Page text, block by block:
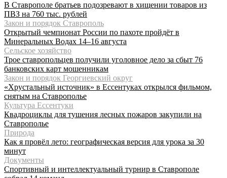
В Ставрополе братьев подозревают в хищении товаров из
ПВЗ на 760 тыс. рублей
Закон и порядок Ставрополь
Открытый чемпионат России по пахоте пройдёт в
Минеральных Водах 14–16 августа
Сельское хозяйство
Трое ставропольцев получили уголовное дело за сбыт 76
банковских карт мошенникам
Закон и порядок Георгиевский округ
«Хрустальный источник» в Ессентуках открылся фильмом,
снятым на Ставрополье
Культура Ессентуки
Квадроциклы для тушения лесных пожаров закупили на
Ставрополье
Природа
Как я провёл лето: географическая версия для урока за 30
минут
Документы
Спортивный и интеллектуальный турнир в Ставрополе